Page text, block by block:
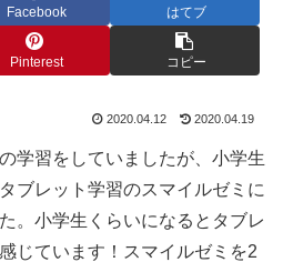
Facebook はてブ
Pinterest コピー
2020.04.12 2020.04.19
学習をしていましたが、小学生
ブレット学習のスマイルゼミに
。小学生くらいになるとタブレ
じています！スマイルゼミを2